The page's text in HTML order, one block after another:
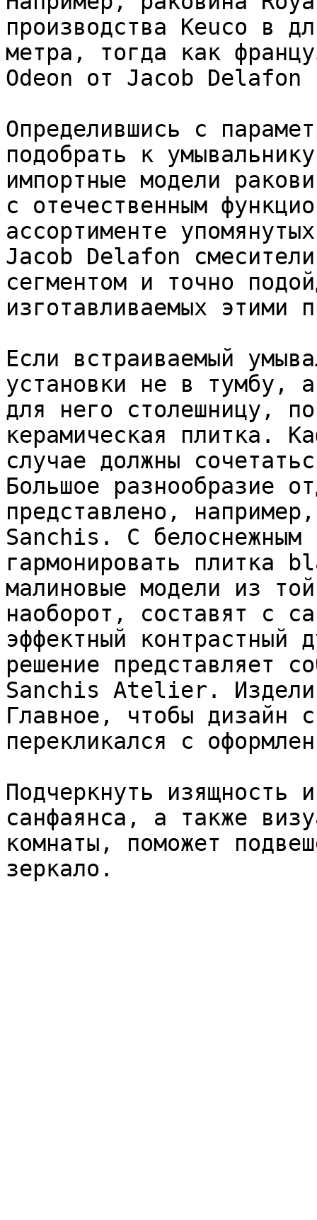
производства Keuco в
метра, тогда как
Odeon от Jacob Delafon
Определившись с
подобрать к
импортные модели
с отечественным
ассортименте
Jacob Delafon
сегментом и точно
изготавливаемых этими
Если встраиваемый
установки не в тумбу,
для него столешницу,
керамическая плитка.
случае должны
Большое разнообразие
представлено,
Sanchis. С белоснежным
гармонировать плитка
малиновые модели из
наоборот, составят с
эффектный контрастный
решение представляет
Sanchis Atelier.
Главное, чтобы дизайн
перекликался с
Подчеркнуть изящность
санфаянса, а также
комнаты, поможет
зеркало.